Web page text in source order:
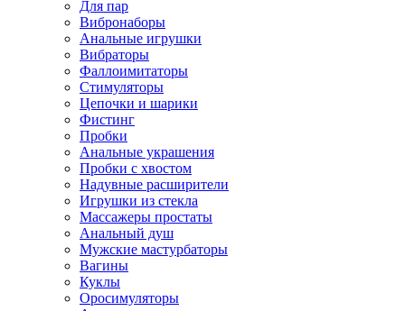
Для пар
Вибронаборы
Анальные игрушки
Вибраторы
Фаллоимитаторы
Стимуляторы
Цепочки и шарики
Фистинг
Пробки
Анальные украшения
Пробки с хвостом
Надувные расширители
Игрушки из стекла
Массажеры простаты
Анальный душ
Мужские мастурбаторы
Вагины
Куклы
Оросимуляторы